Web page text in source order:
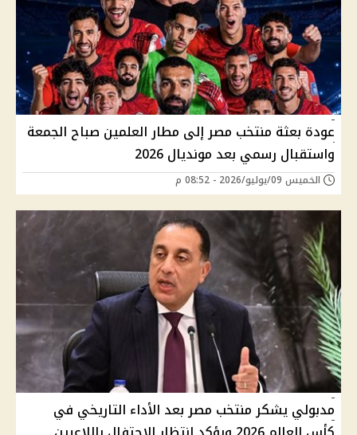
عودة بعثة منتخب مصر إلى مطار العلمين صباح الجمعة
واستقبال رسمي بعد مونديال 2026
الخميس 09/يوليو/2026 - 08:52 م
مدبولي يشكر منتخب مصر بعد الأداء التاريخي في